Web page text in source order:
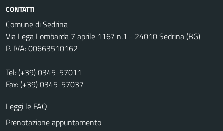
CONTATTI
Comune di Sedrina
Via Lega Lombarda 7 aprile 1167 n.1 - 24010 Sedrina (BG)
P. IVA: 00663510162
Tel:(+39) 0345-57011
Fax: (+39) 0345-57037
Leggi le FAQ
Prenotazione appuntamento